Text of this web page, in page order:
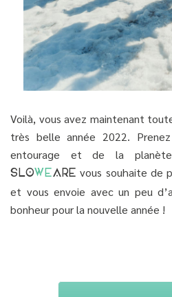
Voilà, vous avez maintenant
très belle année 2022.
entourage et de la
SLOWEARE vous souhaite de
et vous envoie avec un peu
bonheur pour la nouvelle année !